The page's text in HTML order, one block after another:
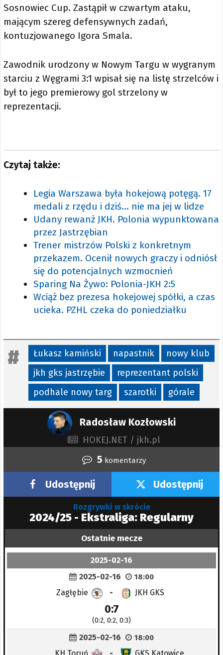
Sosnowiec Cup. Zastąpił w czwartym ataku,
mającym szereg defensywnych zadań,
kontuzjowanego Igora Smala.
Zawodnik urodzony w Nowym Targu w wygranym
starciu z Węgrami 3:1 wpisał się na listę strzelców i
był to jego premierowy gol strzelony w
reprezentacji.
Czytaj także:
Legia Warszawa była hokejową potęgą. 17
medali z rzędu i dziś... nie ma jej w lidze
Udany rewanż JKH. Polonia wypunktowana
przez Jastrzębian
Trener mistrzów Polski z konkretnym
przekazem. Ocenił nowych graczy i odniósł
się do potencjalnych wzmocnień
Sparing Na Żywo: Polonia-JKH 2:5
Wciąż bez prezesa hokejowej spółki, a czas
ucieka. PZHL czeka do poniedziałku
Łukasz kamiński napastnik
nowy klub
jkh gks jastrzębie
reprezentant polski
podhale nowy targ
szarotki górale
Radosław Kozłowski
HOKEJ.NET / jkh.pl
5 komentarzy
Udostępnij Udostępnij
Rozgrywki w skrócie
2024/25 - Ekstraliga: Regularny
Ostatnie mecze
2025-02-16
2025-02-16
18:00
Zagłębie - JKH GKS
0:7
(0:2, 0:2, 0:3)
2025-02-16 18:00
KH Toruń - GKS Katowice